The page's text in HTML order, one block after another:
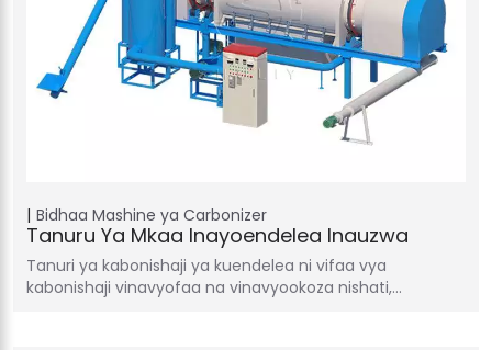
Bidhaa Mashine ya Carbonizer
Tanuru Ya Mkaa Inayoendelea Inauzwa
Tanuri ya kabonishaji ya kuendelea ni vifaa vya
kabonishaji vinavyofaa na vinavyookoza nishati,…